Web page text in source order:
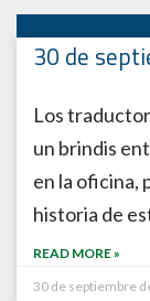
30 de
Los
un brindis
en la oficina,
historia de
READ MORE »
30 de septiembre